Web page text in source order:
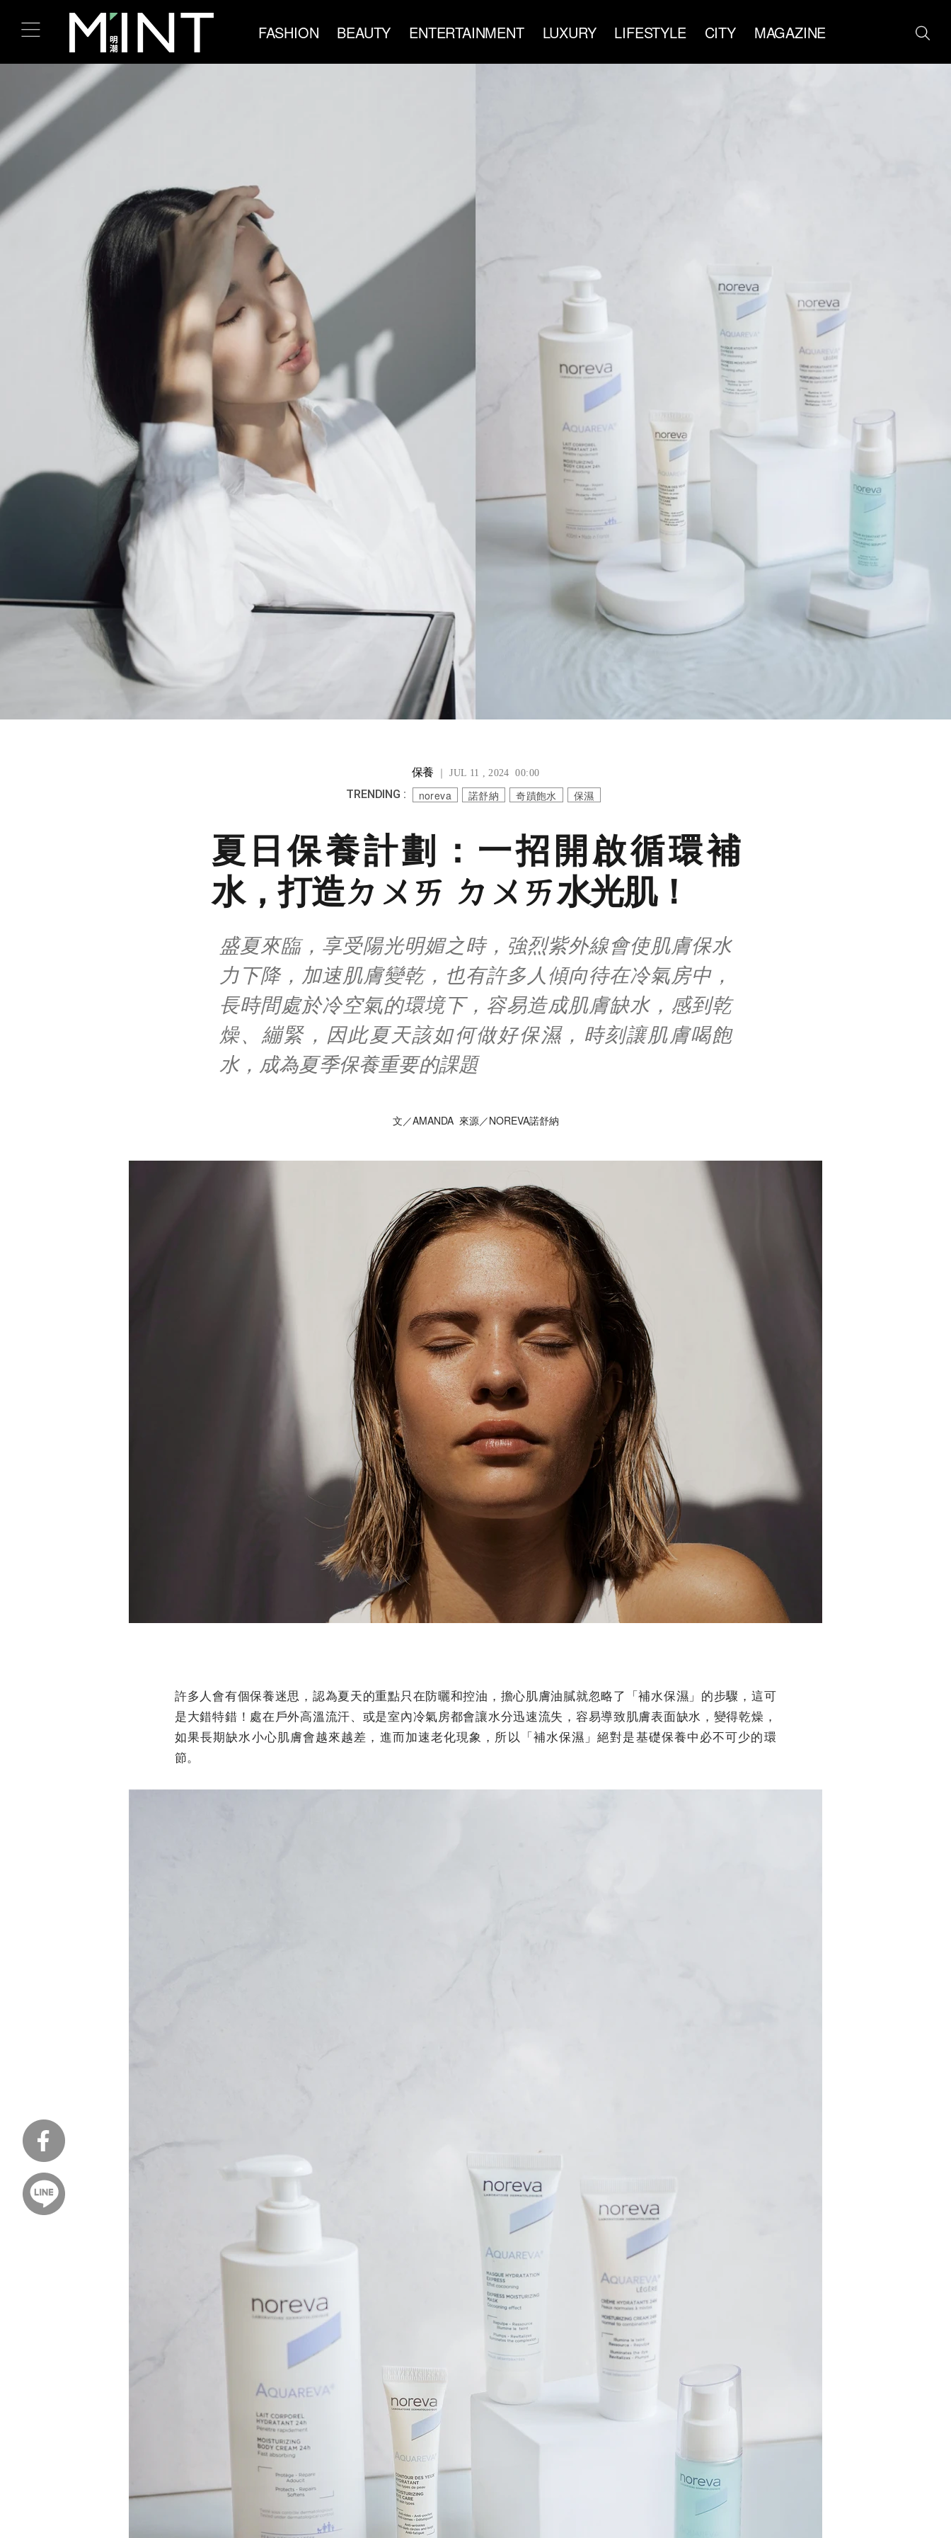
FASHION BEAUTY ENTERTAINMENT LUXURY LIFESTYLE CITY MAGAZINE
保養 ｜ JUL 11 , 2024 00:00
TRENDING : noreva 諾舒納 奇蹟飽水 保濕
夏日保養計劃：一招開啟循環補
水，打造ㄉㄨㄞ ㄉㄨㄞ水光肌！
盛夏來臨，享受陽光明媚之時，強烈紫外線會使肌膚保水
力下降，加速肌膚變乾，也有許多人傾向待在冷氣房中，
長時間處於冷空氣的環境下，容易造成肌膚缺水，感到乾
燥、繃緊，因此夏天該如何做好保濕，時刻讓肌膚喝飽
水，成為夏季保養重要的課題
文／AMANDA 來源／NOREVA諾舒納
許多人會有個保養迷思，認為夏天的重點只在防曬和控油，擔心肌膚油膩就忽略了「補水保濕」的步驟，這可
是大錯特錯！處在戶外高溫流汗、或是室內冷氣房都會讓水分迅速流失，容易導致肌膚表面缺水，變得乾燥，
如果長期缺水小心肌膚會越來越差，進而加速老化現象，所以「補水保濕」絕對是基礎保養中必不可少的環
節。